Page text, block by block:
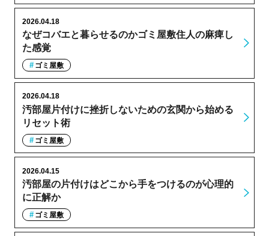
なぜコバエと暮らせるのかゴミ屋敷住人の麻痺し
た感覚
2026.04.18
ゴミ屋敷
汚部屋片付けに挫折しないための玄関から始める
リセット術
2026.04.18
ゴミ屋敷
汚部屋の片付けはどこから手をつけるのが心理的
に正解か
2026.04.15
ゴミ屋敷